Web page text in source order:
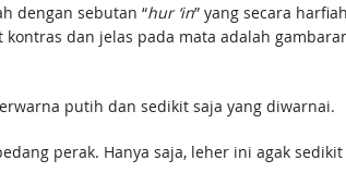
dengan sebutan “hur ‘in” yang secara
dan jelas pada mata adalah
putih dan sedikit saja yang diwarnai.
perak. Hanya saja, leher ini agak